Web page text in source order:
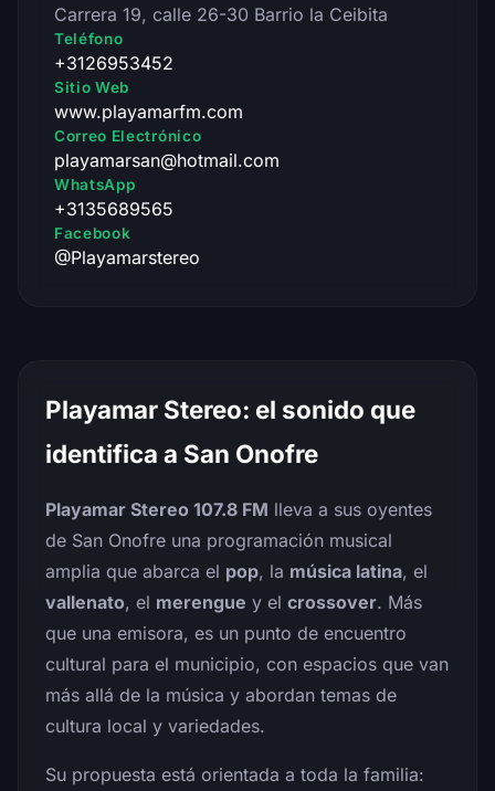
Carrera 19, calle 26-30 Barrio la Ceibita
Teléfono
+3126953452
Sitio Web
www.playamarfm.com
Correo Electrónico
playamarsan@hotmail.com
WhatsApp
+3135689565
Facebook
@Playamarstereo
Playamar Stereo: el sonido que
identifica a San Onofre
Playamar Stereo 107.8 FM lleva a sus oyentes
de San Onofre una programación musical
amplia que abarca el pop, la música latina, el
vallenato, el merengue y el crossover. Más
que una emisora, es un punto de encuentro
cultural para el municipio, con espacios que van
más allá de la música y abordan temas de
cultura local y variedades.
Su propuesta está orientada a toda la familia: